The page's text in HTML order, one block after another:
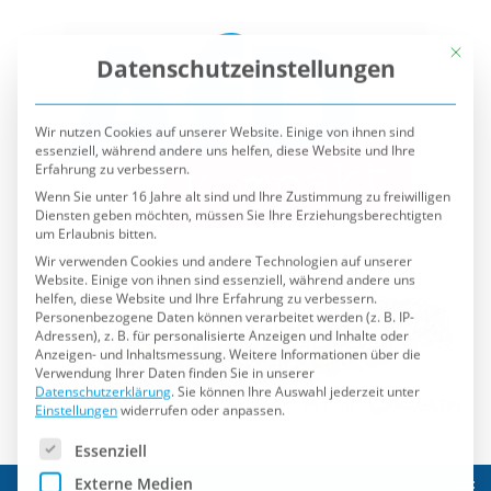
Datenschutzeinstellungen
essenziell, während andere uns helfen, diese Website und Ihre
Erfahrung zu verbessern.
Wenn Sie unter 16 Jahre alt sind und Ihre Zustimmung zu freiwilligen
Diensten geben möchten, müssen Sie Ihre Erziehungsberechtigten
um Erlaubnis bitten.
Wir verwenden Cookies und andere Technologien auf unserer
Website. Einige von ihnen sind essenziell, während andere uns
helfen, diese Website und Ihre Erfahrung zu verbessern.
Personenbezogene Daten können verarbeitet werden (z. B. IP-
Adressen), z. B. für personalisierte Anzeigen und Inhalte oder
Anzeigen- und Inhaltsmessung.Weitere Informationen über die
Verwendung Ihrer Daten finden Sie in unserer
Datenschutzerklärung. Sie können Ihre Auswahl jederzeit unter
Einstellungenwiderrufen oder anpassen.